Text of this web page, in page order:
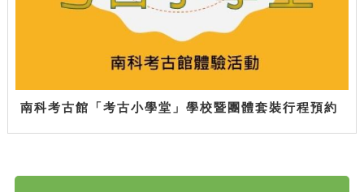
南科考古館「考古小學堂」學校暨團體套裝行程預約